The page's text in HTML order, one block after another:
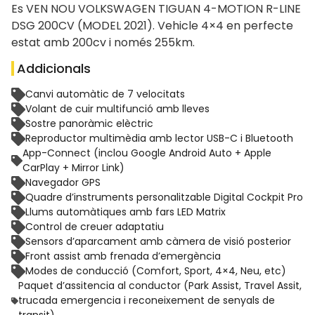
Es VEN NOU VOLKSWAGEN TIGUAN 4-MOTION R-LINE
DSG 200CV (MODEL 2021). Vehicle 4×4 en perfecte
estat amb 200cv i només 255km.
Addicionals
Canvi automàtic de 7 velocitats
Volant de cuir multifunció amb lleves
Sostre panoràmic elèctric
Reproductor multimèdia amb lector USB-C i Bluetooth
App-Connect (inclou Google Android Auto + Apple
CarPlay + Mirror Link)
Navegador GPS
Quadre d’instruments personalitzable Digital Cockpit Pro
Llums automàtiques amb fars LED Matrix
Control de creuer adaptatiu
Sensors d’aparcament amb càmera de visió posterior
Front assist amb frenada d’emergència
Modes de conducció (Comfort, Sport, 4×4, Neu, etc)
Paquet d’assitencia al conductor (Park Assist, Travel Assit,
trucada emergencia i reconeixement de senyals de